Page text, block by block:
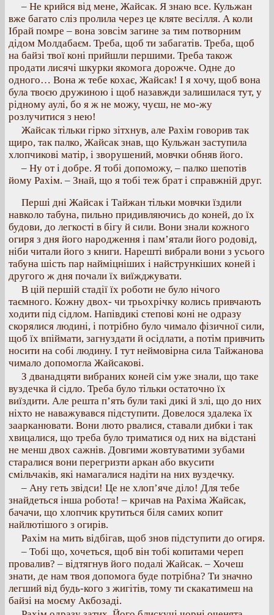
– Не крийся від мене, Жайсак. Я знаю все. Кульжан
вже багато сліз пролила через це кляте весілля. А коли
Ібрай помре – вона зовсім загине за тим потворним
дідом Молдабаєм. Треба, щоб ти забагатів. Треба, щоб
на байзі твої коні прийшли першими. Треба також
продати лисячі шкурки якомога дорожче. Одне до
одного… Вона ж тебе кохає, Жайсак! І я хочу, щоб вона
була твоєю дружиною і щоб назавжди залишилася тут, у
рідному аулі, бо я ж не можу, чуєш, не мо-жу
розлучитися з нею!
Жайсак тільки гірко зітхнув, але Рахім говорив так
щиро, так палко, Жайсак знав, що Кульжан заступила
хлопчикові матір, і зворушений, мовчки обняв його.
– Ну от і добре. Я тобі допоможу, – палко шепотів
йому Рахім. – Знай, що я тобі теж брат і справжній друг.
Перші дні Жайсак і Тайжан тільки мовчки їздили
навколо табуна, пильно придивляючись до коней, до їх
будови, до легкості в бігу й сили. Вони знали кожного
огиря з дня його народження і пам’ятали його родовід,
ніби читали його з книги. Нарешті вибрали вони з усього
табуна шість пар найміцніших і найстрункіших коней і
другого ж дня почали їх виїжджувати.
В цій першій стадії їх роботи не було нічого
таємного. Кожну двох- чи трьохрічку колись привчають
ходити під сідлом. Напівдикі степові коні не одразу
скорялися людині, і потрібно було чимало фізичної сили,
щоб їх впіймати, загнуздати й осідлати, а потім привчить
носити на собі людину. І тут неймовірна сила Тайжанова
чимало допомогла Жайсакові.
З дванадцяти вибраних коней сім уже знали, що таке
вуздечка й сідло. Треба було тільки остаточно їх
виїздити. Але решта п’ять були такі дикі й злі, що до них
ніхто не наважувався підступити. Довелося здалека їх
заарканювати. Вони люто рвалися, ставали дибки і так
хвицалися, що треба було триматися од них на відстані
не менш двох сажнів. Довгими жовтуватими зубами
старалися вони перегризти аркан або вкусити
смільчаків, які намагалися надіти на них вуздечку.
– Ану геть звідси! Це не хлоп’яче діло! Для тебе
знайдеться інша робота! – кричав на Рахіма Жайсак,
бачачи, що хлопчик крутиться біля самих копит
найлютішого з огирів.
Рахім на мить відбігав, щоб знов підступити до огиря.
– Тобі що, хочеться, щоб він тобі копитами череп
провалив? – відтягнув його подалі Жайсак. – Хочеш
знати, де нам твоя допомога буде потрібна? Ти значно
легший від будь-кого з жигітів, тому ти скакатимеш на
байзі на моєму Акбозаді.